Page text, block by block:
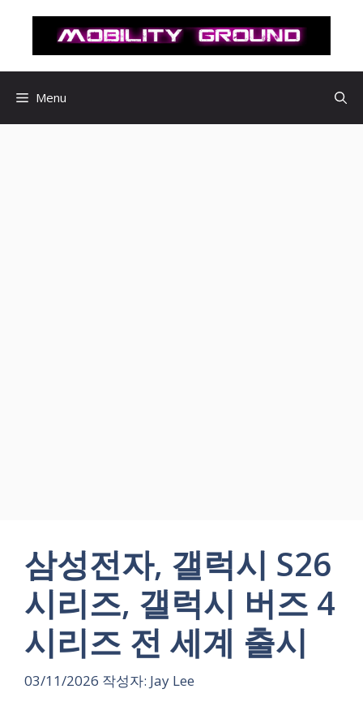
로
Menu
삼성전자, 갤럭시 S26
시리즈, 갤럭시 버즈 4
시리즈 전 세계 출시
03/11/2026 작성자: Jay Lee